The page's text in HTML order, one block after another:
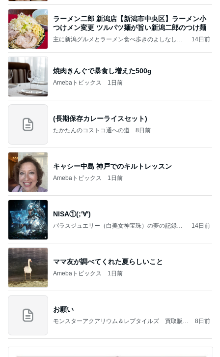
ラーメン二郎 新潟店【新潟市中央区】ラーメン小
つけメン変更 ツルパツ麺が旨い新潟二郎のつけ麺
主に新潟グルメとラーメン食べ歩きのよしなしご
14日前
焼肉きんぐで暴食し増えた500g
Amebaトピックス 1日前
(長期保存カレーライスセット)
たかたんのコストコ通への道 8日前
キャシー中島 神戸でのキルトレッスン
Amebaトピックス 1日前
NISA①(;'∀')
パラスジュエリー（白美女神宝珠）の夢の記録
14日前
ママ友が調べてくれた夏らしいこと
Amebaトピックス 1日前
お願い
モンスターアクアリウム＆レプタイルズ 買取販売
8日前